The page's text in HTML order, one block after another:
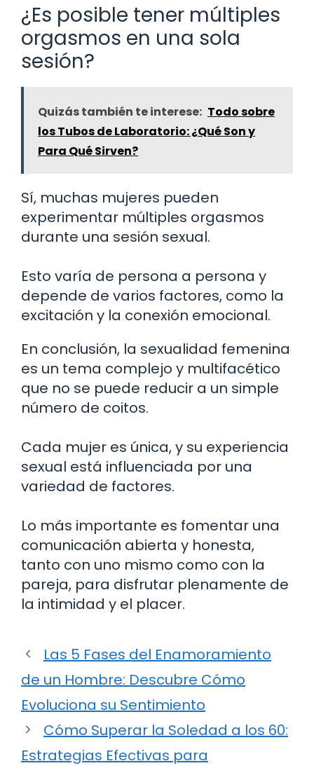
¿Es posible tener múltiples
orgasmos en una sola
sesión?
Quizás también te interese: Todo sobre
los Tubos de Laboratorio: ¿Qué Son y
Para Qué Sirven?
Sí, muchas mujeres pueden
experimentar múltiples orgasmos
durante una sesión sexual.
Esto varía de persona a persona y
depende de varios factores, como la
excitación y la conexión emocional.
En conclusión, la sexualidad femenina
es un tema complejo y multifacético
que no se puede reducir a un simple
número de coitos.
Cada mujer es única, y su experiencia
sexual está influenciada por una
variedad de factores.
Lo más importante es fomentar una
comunicación abierta y honesta,
tanto con uno mismo como con la
pareja, para disfrutar plenamente de
la intimidad y el placer.
Las 5 Fases del Enamoramiento
de un Hombre: Descubre Cómo
Evoluciona su Sentimiento
Cómo Superar la Soledad a los 60:
Estrategias Efectivas para